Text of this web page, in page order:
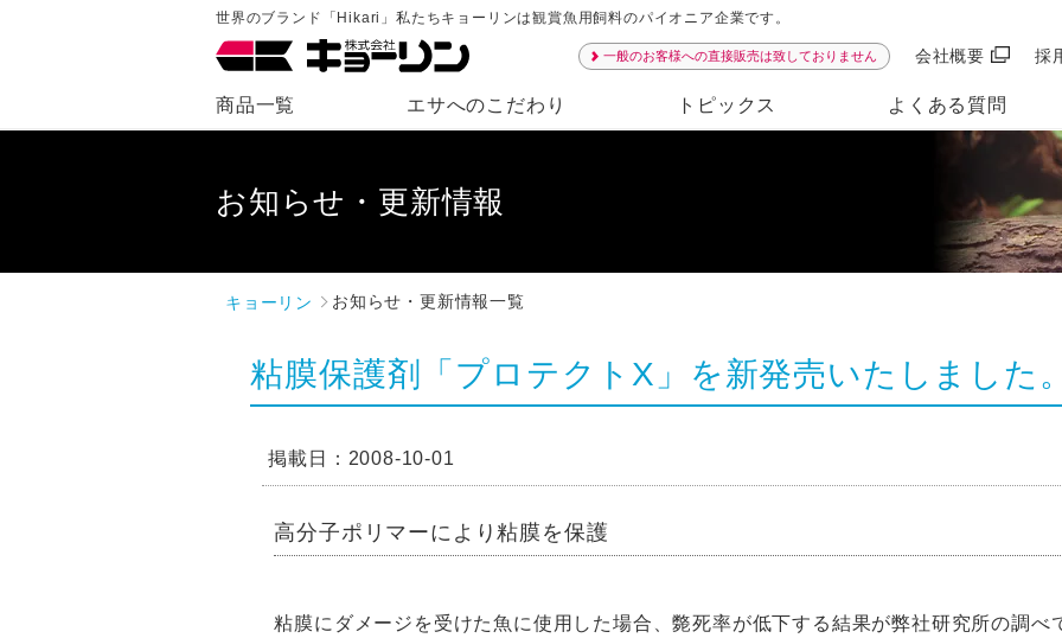
世界のブランド「Hikari」私たちキョーリンは観賞魚用飼料のパイオニア企業です。
一般のお客様への直接販売は致しておりません 会社概要 採
商品一覧 エサへのこだわり トピックス よくある質問
お知らせ・更新情報
キョーリン お知らせ・更新情報一覧
粘膜保護剤「プロテクトX」を新発売いたしました
掲載日：2008-10-01
高分子ポリマーにより粘膜を保護
粘膜にダメージを受けた魚に使用した場合、斃死率が低下する結果が弊社研究所の調べ